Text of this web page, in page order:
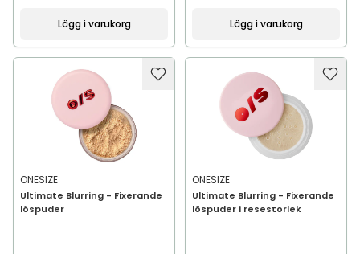
Lägg i varukorg Lägg i varukorg
ONESIZE
Ultimate Blurring - Fixerande
löspuder
ONESIZE
Ultimate Blurring - Fixerande
löspuder i resestorlek